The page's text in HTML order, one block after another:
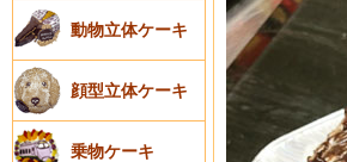
動物立体ケーキ
顔型立体ケーキ
乗物ケーキ